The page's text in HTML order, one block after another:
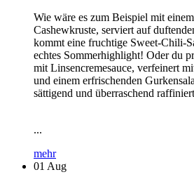
Wie wäre es zum Beispiel mit
Cashewkruste, serviert auf
kommt eine fruchtige Sweet-Chili-
echtes Sommerhighlight! Oder du
mit Linsencremesauce, verfeinert
und einem erfrischenden
sättigend und überraschend
...
mehr
01 Aug